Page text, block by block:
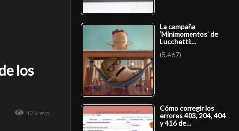
los
12 Views
La campaña
‘Minimomentos’ de
Lucchetti:…
(5.467)
Cómo corregir los
errores 403, 204, 404
y 416 de…